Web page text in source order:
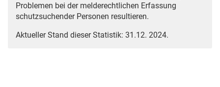
Problemen bei der melderechtlichen Erfassung
schutzsuchender Personen resultieren.
Aktueller Stand dieser Statistik: 31.12. 2024.